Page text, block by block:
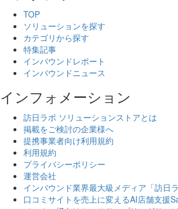
TOP
ソリューションを探す
カテゴリから探す
特集記事
インバウンドレポート
インバウンドニュース
インフォメーション
訪日ラボ ソリューションストアとは
掲載をご検討の企業様へ
提携事業者向け利用規約
利用規約
プライバシーポリシー
運営会社
インバウンド業界最大級メディア「訪日ラ
口コミサイトを売上に変えるAI店舗支援